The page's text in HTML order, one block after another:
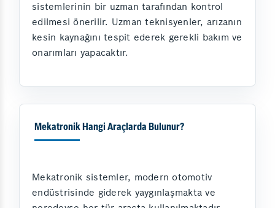
sistemlerinin bir uzman tarafından kontrol
edilmesi önerilir. Uzman teknisyenler, arızanın
kesin kaynağını tespit ederek gerekli bakım ve
onarımları yapacaktır.
Mekatronik Hangi Araçlarda Bulunur?
Mekatronik sistemler, modern otomotiv
endüstrisinde giderek yaygınlaşmakta ve